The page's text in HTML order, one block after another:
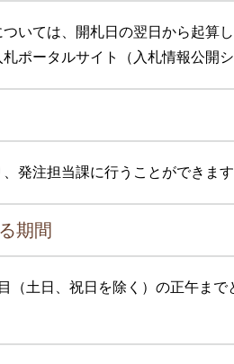
いては、開札日の翌日から起算
ポータルサイト（入札情報公開
発注担当課に行うことができます
期間
（土日、祝日を除く）の正午ま